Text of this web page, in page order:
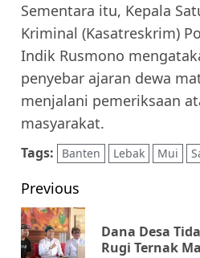
Sementara itu, Kepala
Kriminal (Kasatreskrim)
Indik Rusmono
penyebar ajaran dewa
menjalani pemeriksaan
masyarakat.
Tags: Banten Lebak Mui
Post
navigation
Previous
Dana Desa
Rugi Ternak